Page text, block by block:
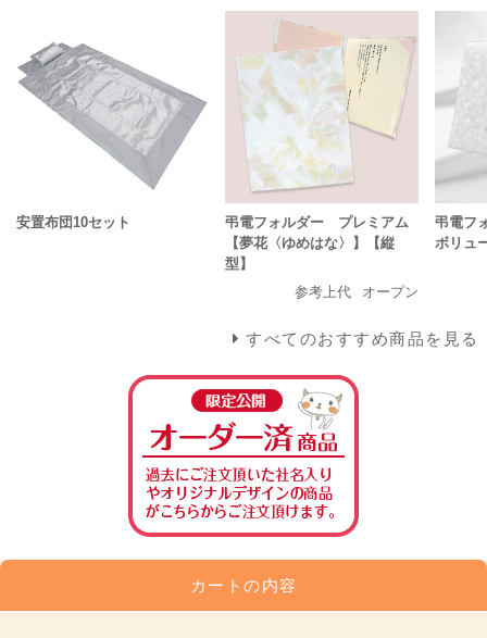
安置布団10セット
弔電フォルダー プレミアム
【夢花〈ゆめはな〉】【縦
型】
参考上代
オープン
弔電フ
ボリュ
すべてのおすすめ商品を見る
カートの内容